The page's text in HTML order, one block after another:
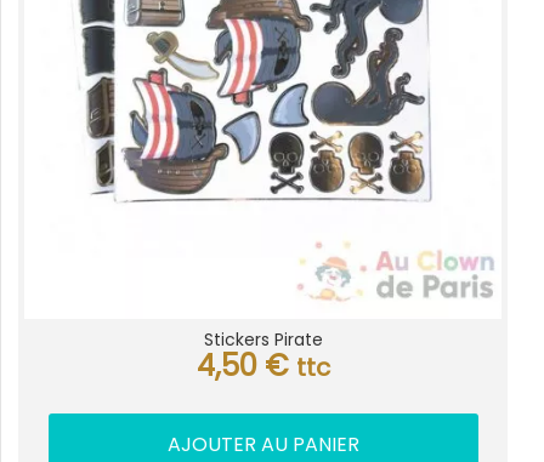
Stickers Pirate
4,50 € ttc
AJOUTER AU PANIER